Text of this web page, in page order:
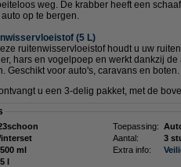
weg. De krabber heeft een
op te bergen.
(5 L)
ruitenwisservloeistof houdt u uw
hars en vogelpoep en werkt dankzij
Geschikt voor auto's, caravans en boten.
u een 3-delig pakket, met de
Toepassing:
Aantal:
3
ml Extra info:
l